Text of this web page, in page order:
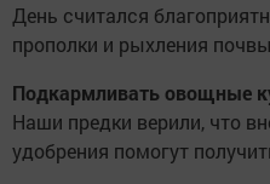
День считался
прополки и рыхления
Подкармливать овощные
Наши предки верили, что
удобрения помогут